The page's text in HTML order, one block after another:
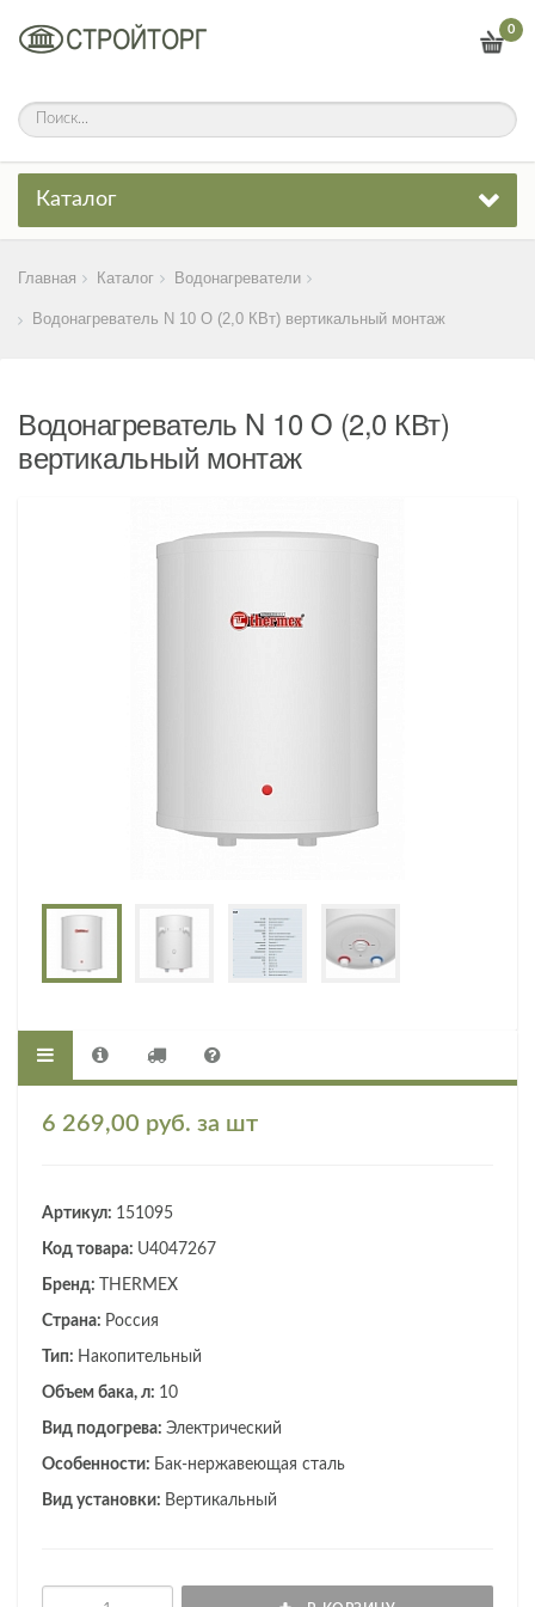
0
Каталог
Главная Каталог Водонагреватели
Водонагреватель N 10 O (2,0 КВт) вертикальный монтаж
Водонагреватель N 10 O (2,0 КВт)
вертикальный монтаж
6 269,00 руб. за шт
Артикул: 151095
Код товара: U4047267
Бренд: THERMEX
Страна: Россия
Тип: Накопительный
Объем бака, л: 10
Вид подогрева: Электрический
Особенности: Бак-нержавеющая сталь
Вид установки: Вертикальный